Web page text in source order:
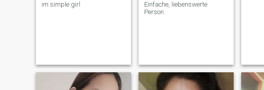
im simple girl
Einfache, liebenswerte
Person